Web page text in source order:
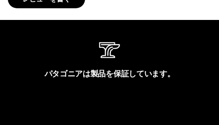
パタゴニアは製品を保証しています。